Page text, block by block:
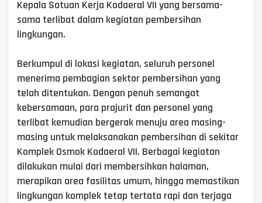
Kepala Satuan Kerja Kodaeral VII yang bersama-
sama terlibat dalam kegiatan pembersihan
lingkungan.
Berkumpul di lokasi kegiatan, seluruh personel
menerima pembagian sektor pembersihan yang
telah ditentukan. Dengan penuh semangat
kebersamaan, para prajurit dan personel yang
terlibat kemudian bergerak menuju area masing-
masing untuk melaksanakan pembersihan di sekitar
Komplek Osmok Kodaeral VII. Berbagai kegiatan
dilakukan mulai dari membersihkan halaman,
merapikan area fasilitas umum, hingga memastikan
lingkungan komplek tetap tertata rapi dan terjaga